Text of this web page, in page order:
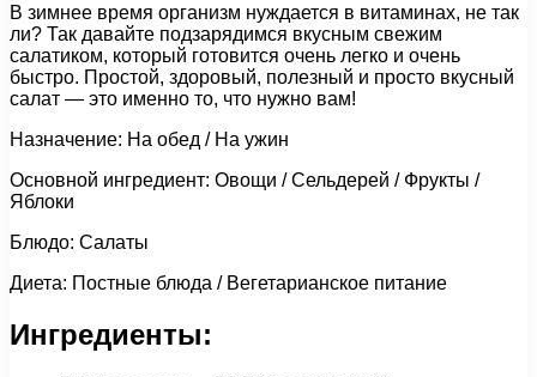
В зимнее время организм нуждается в витаминах, не так
ли? Так давайте подзарядимся вкусным свежим
салатиком, который готовится очень легко и очень
быстро. Простой, здоровый, полезный и просто вкусный
салат — это именно то, что нужно вам!
Назначение: На обед / На ужин
Основной ингредиент: Овощи / Сельдерей / Фрукты /
Яблоки
Блюдо: Салаты
Диета: Постные блюда / Вегетарианское питание
Ингредиенты: